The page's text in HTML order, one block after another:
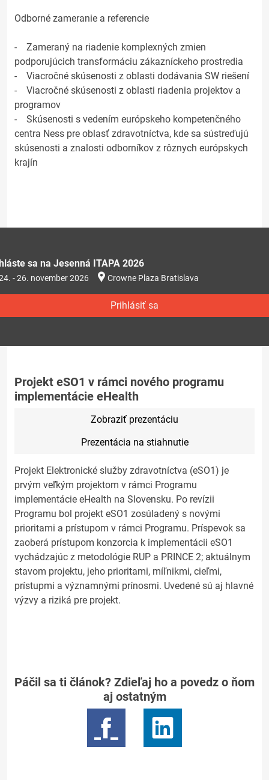
Odborné zameranie a referencie
- Zameraný na riadenie komplexných zmien
podporujúcich transformáciu zákazníckeho prostredia
- Viacročné skúsenosti z oblasti dodávania SW riešení
- Viacročné skúsenosti z oblasti riadenia projektov a
programov
- Skúsenosti s vedením európskeho kompetenčného
centra Ness pre oblasť zdravotníctva, kde sa sústreďujú
skúsenosti a znalosti odborníkov z rôznych európskych
krajín
sa na Jesenná ITAPA 2026
- 26. november 2026 Crowne Plaza Bratislava
Prihlásiť sa
Projekt eSO1 v rámci nového programu
implementácie eHealth
Zobraziť prezentáciu
Prezentácia na stiahnutie
Projekt Elektronické služby zdravotníctva (eSO1) je
prvým veľkým projektom v rámci Programu
implementácie eHealth na Slovensku. Po revízii
Programu bol projekt eSO1 zosúladený s novými
prioritami a prístupom v rámci Programu. Príspevok sa
zaoberá prístupom konzorcia k implementácii eSO1
vychádzajúc z metodológie RUP a PRINCE 2; aktuálnym
stavom projektu, jeho prioritami, míľnikmi, cieľmi,
prístupmi a významnými prínosmi. Uvedené sú aj hlavné
výzvy a riziká pre projekt.
Páčil sa ti článok? Zdieľaj ho a povedz o ňom
aj ostatným